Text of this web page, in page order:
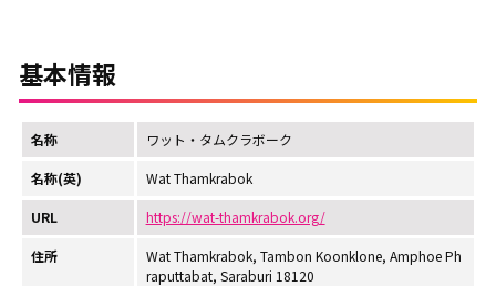
基本情報
名称 ワット・タムクラボーク
名称(英) Wat Thamkrabok
URL https://wat-thamkrabok.org/
住所
Wat Thamkrabok, Tambon Koonklone, Amphoe Ph
raputtabat, Saraburi 18120